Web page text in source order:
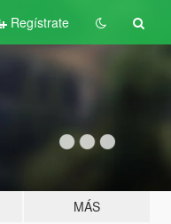
Regístrate
MÁS